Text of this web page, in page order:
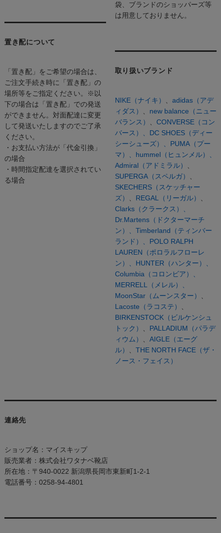
置き配について
「置き配」をご希望の場合は、
ご注文手続き時に「置き配」の
場所等をご指定ください。※以
下の場合は「置き配」での発送
ができません。対面配達に変更
して発送いたしますのでご了承
ください。
・お支払い方法が「代金引換」
の場合
・時間指定配達を選択されてい
る場合
袋、ブランドのショッパーズ等
は用意しておりません。
取り扱いブランド
NIKE（ナイキ）
adidas（アデ
ィダス）
new balance（ニュー
バランス）
CONVERSE（コン
バース）、 DC SHOES（ディー
シーシューズ）、 PUMA（プー
マ）、 hummel（ヒュンメル）、
Admiral（アドミラル）
SUPERGA（スペルガ）
SKECHERS（スケッチャー
ズ）
REGAL（リーガル）
Clarks（クラークス）、
Dr.Martens（ドクターマーチ
ン）、 Timberland（ティンバー
ランド）、 POLO RALPH
LAUREN（ポロラルフローレ
ン）、 HUNTER（ハンター）、
Columbia（コロンビア）、
MERRELL（メレル）、
MoonStar（ムーンスター）
Lacoste（ラコステ）
BIRKENSTOCK（ビルケンシュ
トック）
PALLADIUM（パラデ
ィウム）
AIGLE（エーグ
ル）
THE NORTH FACE（ザ・
ノース・フェイス）
連絡先
ショップ名：マイスキップ
販売業者：株式会社ワタナベ靴店
所在地：〒940-0022 新潟県長岡市東新町1-2-1
電話番号：0258-94-4801